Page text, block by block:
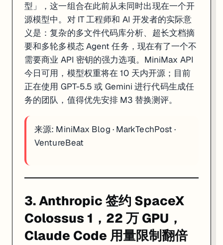
来源:
Bloomberg·Basenor·Engadget
型」，这一组合在此前从未同时出现在一个开
源模型中。对 IT 工程师和 AI 开发者的实际意
义是：复杂的多文件代码库分析、超长文档摘
要和多轮多模态 Agent 任务，现在有了一个不
需要商业 API 密钥的强力选项。MiniMax API
今日可用，模型权重将在 10 天内开源；目前
正在使用 GPT-5.5 或 Gemini 进行代码生成任
务的团队，值得优先安排 M3 替换测评。
来源: MiniMax Blog · MarkTechPost ·
VentureBeat
3. Anthropic 签约 SpaceX
Colossus 1，22 万 GPU，
Claude Code 用量限制翻倍